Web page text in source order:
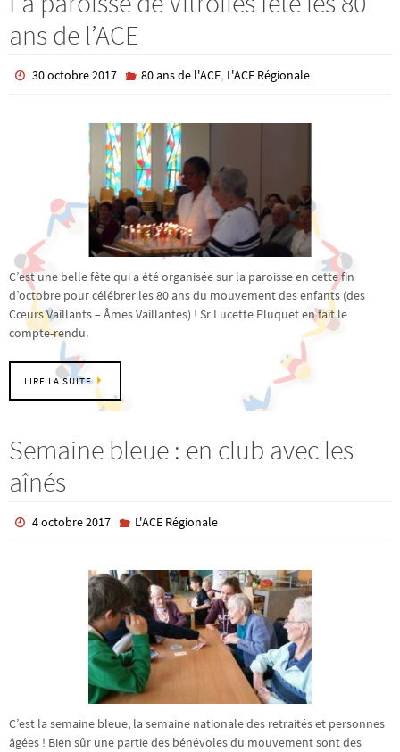
ans de l’ACE
30 octobre 2017 80 ans de l'ACE, L'ACE Régionale
C’est une belle fête qui a été organisée sur la paroisse en cette fin
d’octobre pour célébrer les 80 ans du mouvement des enfants (des
Cœurs Vaillants – Âmes Vaillantes) ! Sr Lucette Pluquet en fait le
compte-rendu.
LIRE LA SUITE
Semaine bleue : en club avec les
aînés
4 octobre 2017 L'ACE Régionale
C’est la semaine bleue, la semaine nationale des retraités et personnes
âgées ! Bien sûr une partie des bénévoles du mouvement sont des